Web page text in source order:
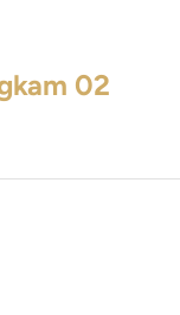
02